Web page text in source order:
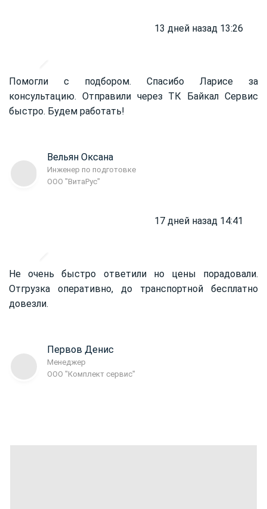
13 дней назад 13:26
Помогли с подбором. Спасибо Ларисе за
консультацию. Отправили через ТК Байкал Сервис
быстро. Будем работать!
Вельян Оксана
Инженер по подготовке
ООО "ВитаРус"
17 дней назад 14:41
Не очень быстро ответили но цены порадовали.
Отгрузка оперативно, до транспортной бесплатно
довезли.
Первов Денис
Менеджер
ООО "Комплект сервис"